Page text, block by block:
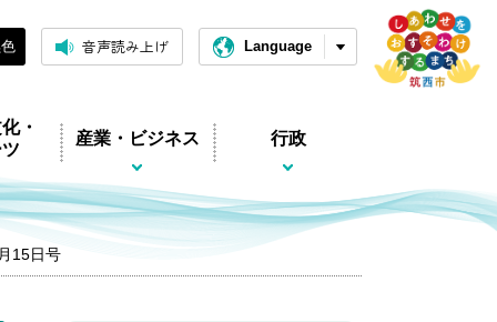
音声読み上げ Language
・
産業・ビジネス 行政
15日号